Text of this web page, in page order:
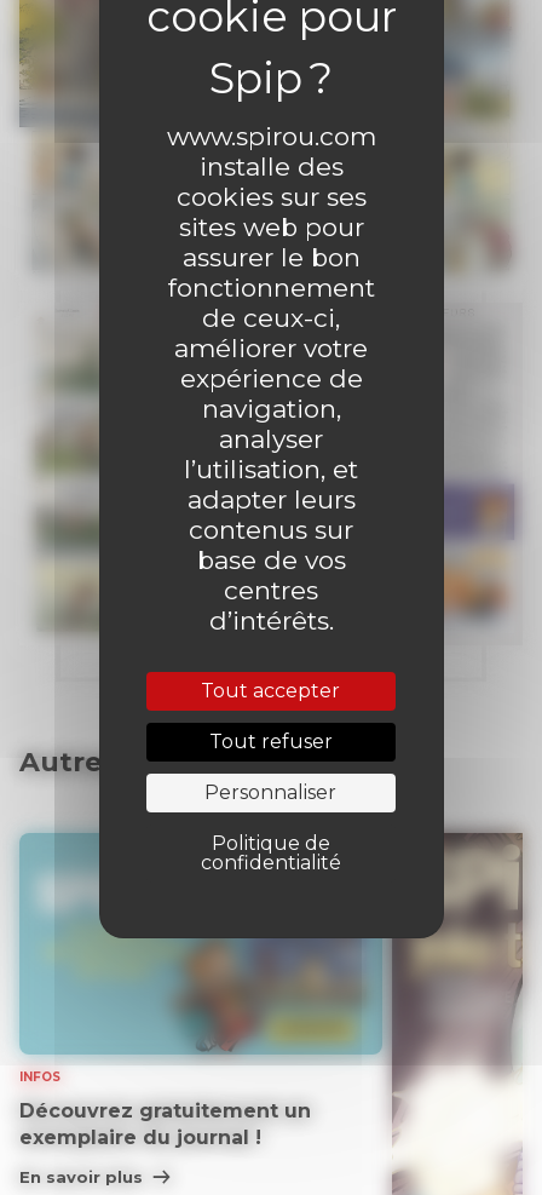
www.spirou.com
installe des
cookies sur ses
sites web pour
assurer le bon
fonctionnement
de ceux-ci,
améliorer votre
expérience de
navigation,
analyser
l’utilisation, et
adapter leurs
contenus sur
base de vos
centres
d’intérêts.
Tout accepter
Tout refuser
Personnaliser
Politique de
confidentialité
Autres articles
INFOS
Découvrez gratuitement un
exemplaire du journal !
En savoir plus